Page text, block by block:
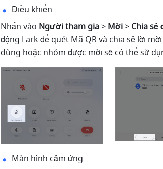
Điều khiển
Nhấn vào Người tham gia > Mời > Chia sẻ
động Lark để quét Mã QR và chia sẻ lời
dùng hoặc nhóm được mời sẽ có thể sử
Màn hình cảm ứng